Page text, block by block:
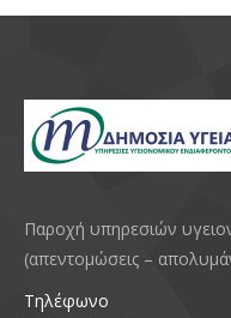
Παροχή υπηρεσιών
(απεντομώσεις –
Τηλέφωνο